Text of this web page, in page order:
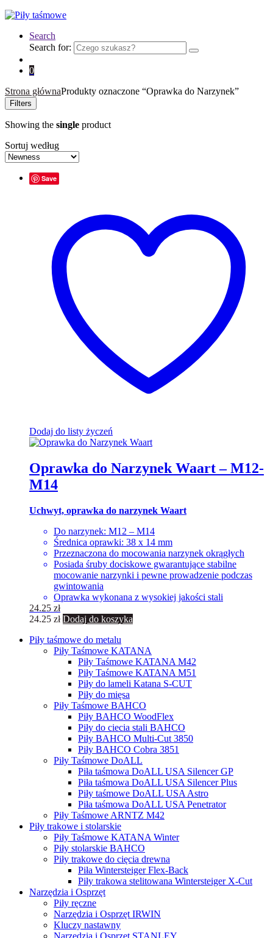
Search
Search for:
0
Strona głównaProdukty oznaczone “Oprawka do Narzynek”
Filters
Showing the single product
Sortuj według
Save
Dodaj do listy życzeń
Oprawka do Narzynek Waart – M12-
M14
Uchwyt, oprawka do narzynek Waart
Do narzynek: M12 – M14
Średnica oprawki: 38 x 14 mm
Przeznaczona do mocowania narzynek okrągłych
Posiada śruby dociskowe gwarantujące stabilne
mocowanie narzynki i pewne prowadzenie podczas
gwintowania
Oprawka wykonana z wysokiej jakości stali
24.25 zł
24.25 zł Dodaj do koszyka
Piły taśmowe do metalu
Piły Taśmowe KATANA
Piły Taśmowe KATANA M42
Piły Taśmowe KATANA M51
Piły do lameli Katana S-CUT
Piły do mięsa
Piły Taśmowe BAHCO
Piły BAHCO WoodFlex
Piły do ciecia stali BAHCO
Piły BAHCO Multi-Cut 3850
Piły BAHCO Cobra 3851
Piły Taśmowe DoALL
Piła taśmowa DoALL USA Silencer GP
Piła taśmowa DoALL USA Silencer Plus
Piły taśmowe DoALL USA Astro
Piła taśmowa DoALL USA Penetrator
Piły Taśmowe ARNTZ M42
Piły trakowe i stolarskie
Piły Taśmowe KATANA Winter
Piły stolarskie BAHCO
Piły trakowe do cięcia drewna
Piła Wintersteiger Flex-Back
Piły trakowa stelitowana Wintersteiger X-Cut
Narzędzia i Osprzęt
Piły ręczne
Narzędzia i Osprzęt IRWIN
Kluczy nastawny
Narzędzia i Osprzęt STANLEY